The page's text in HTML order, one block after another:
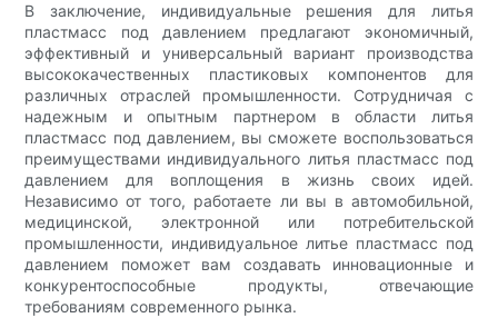
В заключение, индивидуальные решения для литья
пластмасс под давлением предлагают экономичный,
эффективный и универсальный вариант производства
высококачественных пластиковых компонентов для
различных отраслей промышленности. Сотрудничая с
надежным и опытным партнером в области литья
пластмасс под давлением, вы сможете воспользоваться
преимуществами индивидуального литья пластмасс под
давлением для воплощения в жизнь своих идей.
Независимо от того, работаете ли вы в автомобильной,
медицинской, электронной или потребительской
промышленности, индивидуальное литье пластмасс под
давлением поможет вам создавать инновационные и
конкурентоспособные продукты, отвечающие
требованиям современного рынка.